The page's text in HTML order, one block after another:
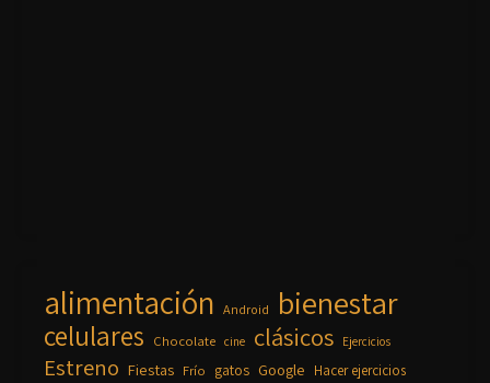
alimentación Android bienestar
celulares Chocolate cine clásicos Ejercicios
Estreno Fiestas Frío gatos Google Hacer ejercicios